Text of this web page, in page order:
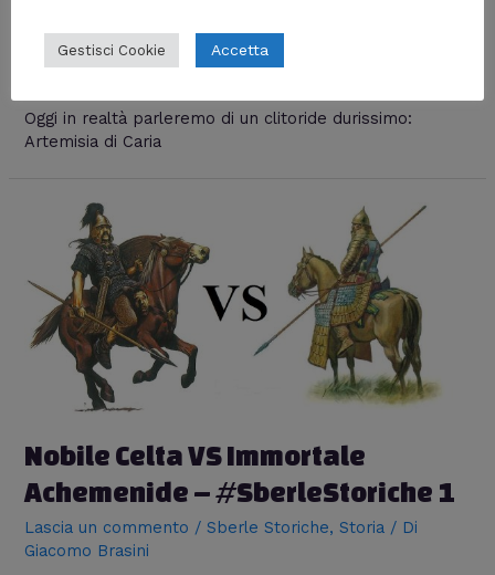
Lascia un commento Articoli più popolari
Oggi in realtà parleremo di un clitoride durissimo:
Artemisia di Caria
Nobile Celta VS Immortale
Achemenide – #SberleStoriche 1
Lascia un commento /Sberle Storiche,Storia / Di
Giacomo Brasini
Gestisci Cookie Accetta